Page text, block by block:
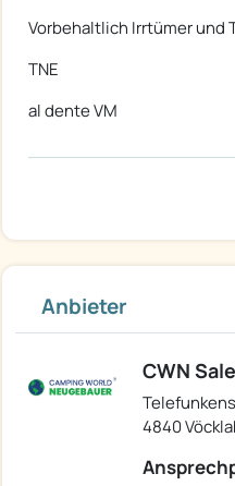
Vorbehaltlich Irrtümer und
TNE
al dente VM
Anbieter
CWN
4840